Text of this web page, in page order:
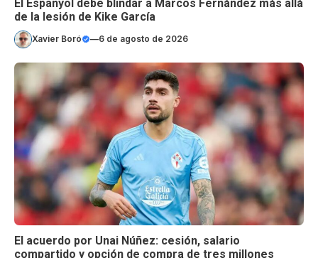
El Espanyol debe blindar a Marcos Fernández más allá
de la lesión de Kike García
Xavier Boró —6 de agosto de 2026
El acuerdo por Unai Núñez: cesión, salario
compartido y opción de compra de tres millones